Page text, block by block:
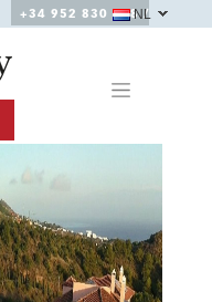
+34 952 830 378 /
NL